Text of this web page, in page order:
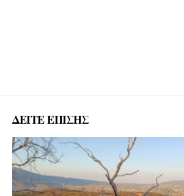
ΔΕΙΤΕ ΕΠΙΣΗΣ